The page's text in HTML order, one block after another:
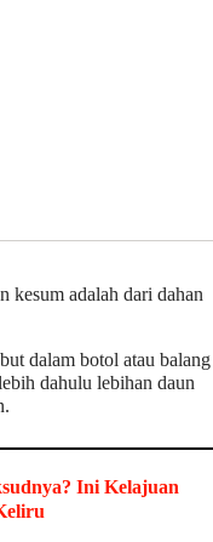
kesum adalah dari dahan
dalam botol atau balang
dahulu lebihan daun
Ini Kelajuan